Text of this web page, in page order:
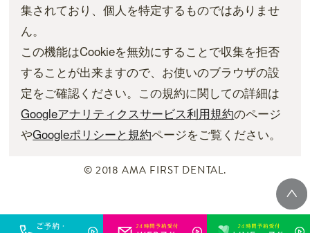
集されており、個人を特定するものではありませ
ん。
この機能はCookieを無効にすることで収集を拒否
することが出来ますので、お使いのブラウザの設
定をご確認ください。この規約に関しての詳細は
Googleアナリティクスサービス利用規約のページ
やGoogleポリシーと規約ページをご覧ください。
© 2018 AMA FIRST DENTAL.